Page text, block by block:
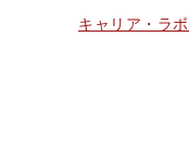
キャリア・ラ